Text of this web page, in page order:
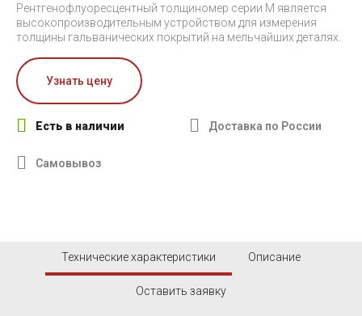
Рентгенофлуоресцентный толщиномер серии M является
высокопроизводительным устройством для измерения
толщины гальванических покрытий на мельчайших деталях.
Узнать цену
Есть в наличии Доставка по России
Самовывоз
Технические характеристики Описание
Оставить заявку